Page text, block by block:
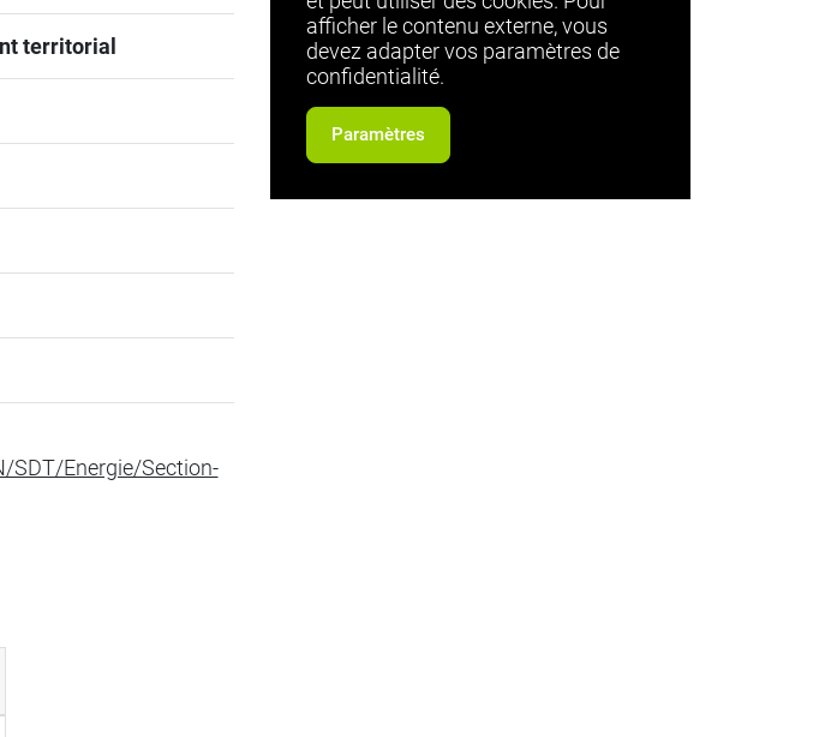
territorial
SDT/Energie/Section-
afficher le contenu externe, vous
devez adapter vos paramètres de
confidentialité.
Paramètres